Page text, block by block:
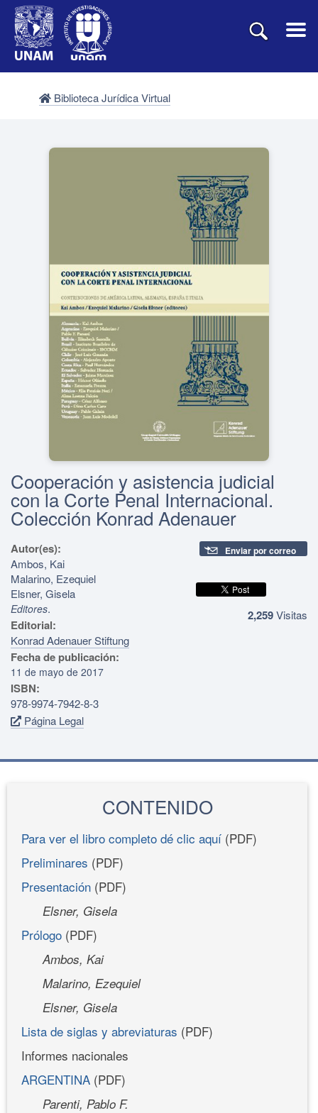
Biblioteca Jurídica Virtual
Cooperación y asistencia judicial
con la Corte Penal Internacional.
Colección Konrad Adenauer
Autor(es):
Ambos, Kai
Malarino, Ezequiel
Elsner, Gisela
Editores.
Editorial:
Konrad Adenauer Stiftung
Fecha de publicación:
11 de mayo de 2017
ISBN:
978-9974-7942-8-3
Página Legal
Enviar por correo
2,259Visitas
CONTENIDO
Para ver el libro completo dé clic aquí (PDF)
Preliminares (PDF)
Presentación (PDF)
Elsner, Gisela
Prólogo (PDF)
Ambos, Kai
Malarino, Ezequiel
Elsner, Gisela
Lista de siglas y abreviaturas (PDF)
Informes nacionales
ARGENTINA (PDF)
Parenti, Pablo F.